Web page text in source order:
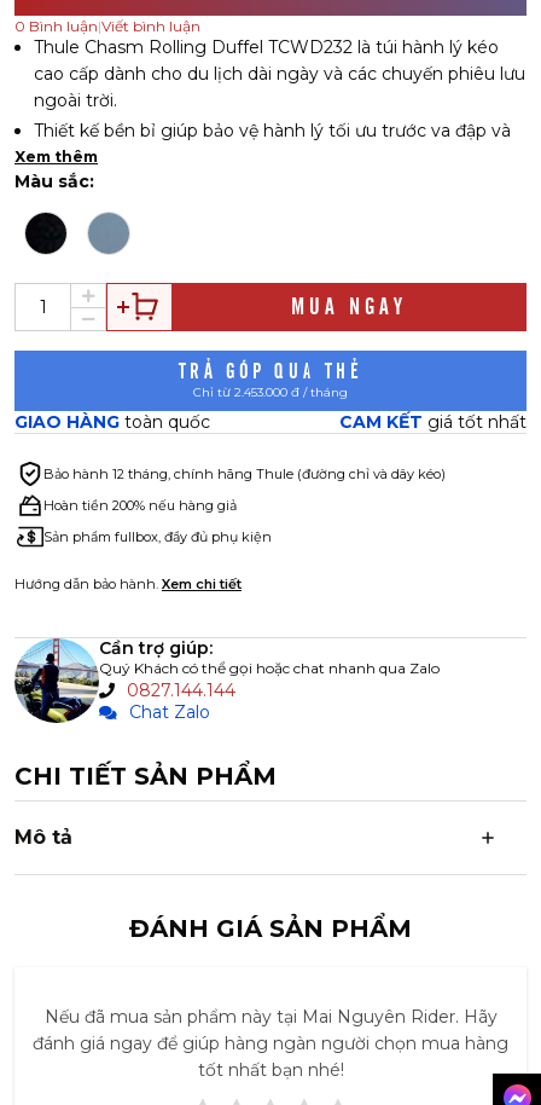
Cần trợ giúp:
Quý Khách có thể gọi hoặc chat nhanh qua Zalo
0827.144.144
Chat Zalo
0 Bình luận|Viết bình luận
Thule Chasm Rolling Duffel TCWD232 là túi hành lý kéo
cao cấp dành cho du lịch dài ngày và các chuyến phiêu lưu
ngoài trời.
Thiết kế bền bỉ giúp bảo vệ hành lý tối ưu trước va đập và
điều kiện thời tiết khắc nghiệt.
Chất liệu Tarpaulin chống nước giúp hạn chế ảnh hưởng từ
mưa, bùn đất và độ ẩm môi trường.
Mặt lưng Polycarbonate đúc cứng cáp giúp hấp thụ lực va
Toàn bộ vải chính, lớp lót và dây đai sử dụng vật liệu tái chế
thân thiện với môi trường.
Hệ thống bánh xe oversized vận hành ổn định và mượt
mà trên nhiều loại địa hình khác nhau.
Tay kéo V-channel độc quyền giúp giảm rung lắc và tăng
độ chắc chắn khi kéo hành lý.
Thiết kế miệng mở rộng giúp đóng gói và sắp xếp các vật
dụng cồng kềnh dễ dàng hơn.
Ngăn lưới khóa kéo lớn hỗ trợ tách biệt giày dép hoặc
quần áo bẩn khỏi đồ sạch gọn gàng hơn.
Các túi lưới phía trước giúp truy cập nhanh phụ kiện và vật
Dây đai nén bên ngoài hỗ trợ cố định hành lý và điều
chỉnh kích thước túi linh hoạt hơn.
Tay cầm phía trên và bên hông giúp nâng, kéo và di
chuyển hành lý thuận tiện trong nhiều tình huống.
Tích hợp khe gắn thẻ tên giúp nhận diện hành lý nhanh
chóng và chuyên nghiệp hơn khi di chuyển tại sân bay.
Xem thêm
Màu sắc:
MUA NGAY
TRẢ GÓP QUA THẺ
Chỉ từ 2.453.000 đ / tháng
GIAO HÀNG toàn quốc CAM KẾT giá tốt nhất
Bảo hành 12 tháng, chính hãng Thule (đường chỉ và dây kéo)
Hoàn tiền 200% nếu hàng giả
Sản phẩm fullbox, đầy đủ phụ kiện
Hướng dẫn bảo hành. Xem chi tiết
CHI TIẾT SẢN PHẨM
Mô tả
ĐÁNH GIÁ SẢN PHẨM
Nếu đã mua sản phẩm này tại Mai Nguyên Rider. Hãy
đánh giá ngay để giúp hàng ngàn người chọn mua hàng
tốt nhất bạn nhé!